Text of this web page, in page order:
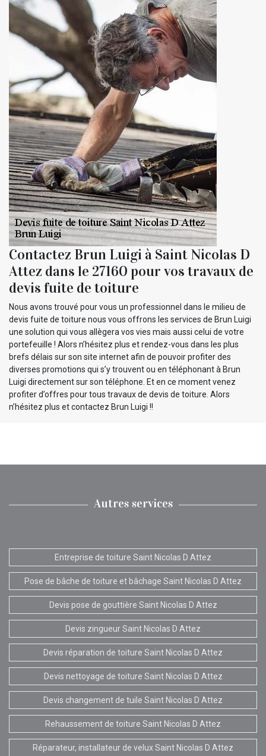
Contactez Brun Luigi à Saint Nicolas D
Attez dans le 27160 pour vos travaux de
devis fuite de toiture
Nous avons trouvé pour vous un professionnel dans le milieu de
devis fuite de toiture nous vous offrons les services de Brun Luigi
une solution qui vous allègera vos vies mais aussi celui de votre
portefeuille ! Alors n’hésitez plus et rendez-vous dans les plus
brefs délais sur son site internet afin de pouvoir profiter des
diverses promotions qui s’y trouvent ou en téléphonant à Brun
Luigi directement sur son téléphone. Et en ce moment venez
profiter d’offres pour tous travaux de devis de toiture. Alors
n’hésitez plus et contactez Brun Luigi !!
Autres services
Entreprise de toiture Saint Nicolas D Attez
Pose de bâche de toiture et bâchage Saint Nicolas D Attez
Devis pose de gouttière Saint Nicolas D Attez
Devis zingueur Saint Nicolas D Attez
Devis réparation de toiture Saint Nicolas D Attez
Devis nettoyage de toiture Saint Nicolas D Attez
Devis changement de tuile Saint Nicolas D Attez
Rehaussement de toiture Saint Nicolas D Attez
Réparateur, installateur de velux Saint Nicolas D Attez